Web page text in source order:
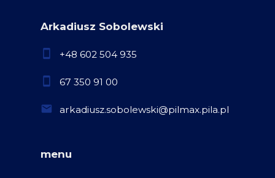
Arkadiusz Sobolewski
+48 602 504 935
67 350 91 00
arkadiusz.sobolewski@pilmax.pila.pl
menu